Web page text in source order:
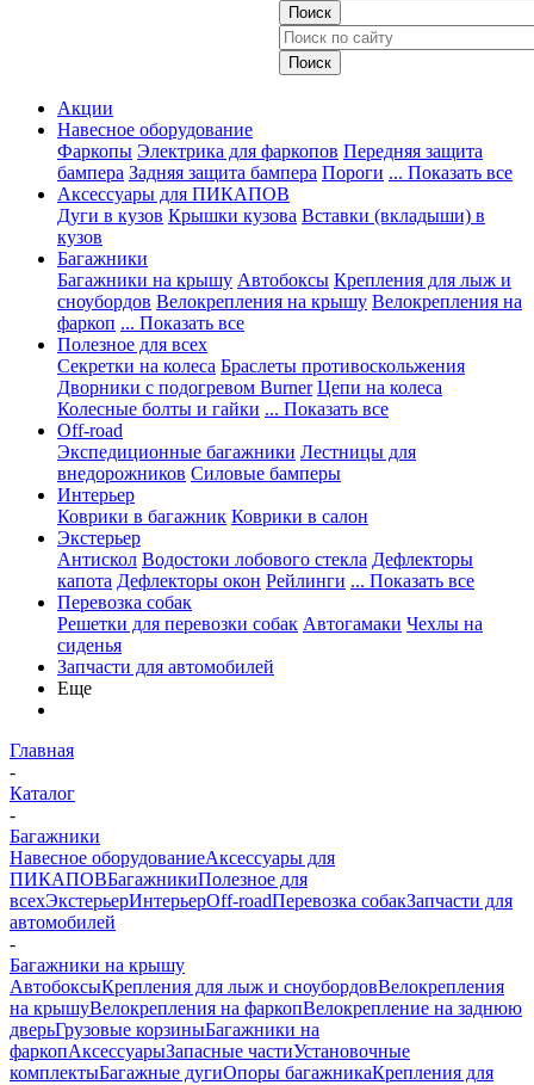
Акции
Навесное оборудование
Фаркопы Электрика для фаркопов Передняя защита
бампера Задняя защита бампера Пороги ... Показать все
Аксессуары для ПИКАПОВ
Дуги в кузов Крышки кузова Вставки (вкладыши) в
кузов
Багажники
Багажники на крышу Автобоксы Крепления для лыж и
сноубордов Велокрепления на крышу Велокрепления на
фаркоп ... Показать все
Полезное для всех
Секретки на колеса Браслеты противоскольжения
Дворники с подогревом Burner Цепи на колеса
Колесные болты и гайки ... Показать все
Off-road
Экспедиционные багажники Лестницы для
внедорожников Силовые бамперы
Интерьер
Коврики в багажник Коврики в салон
Экстерьер
Антискол Водостоки лобового стекла Дефлекторы
капота Дефлекторы окон Рейлинги ... Показать все
Перевозка собак
Решетки для перевозки собак Автогамаки Чехлы на
сиденья
Запчасти для автомобилей
Еще
Главная
-
Каталог
-
Багажники
Навесное оборудованиеАксессуары для
ПИКАПОВБагажникиПолезное для
всехЭкстерьерИнтерьерOff-roadПеревозка собакЗапчасти для
автомобилей
-
Багажники на крышу
АвтобоксыКрепления для лыж и сноубордовВелокрепления
на крышуВелокрепления на фаркопВелокрепление на заднюю
дверьГрузовые корзиныБагажники на
фаркопАксессуарыЗапасные частиУстановочные
комплектыБагажные дугиОпоры багажникаКрепления для